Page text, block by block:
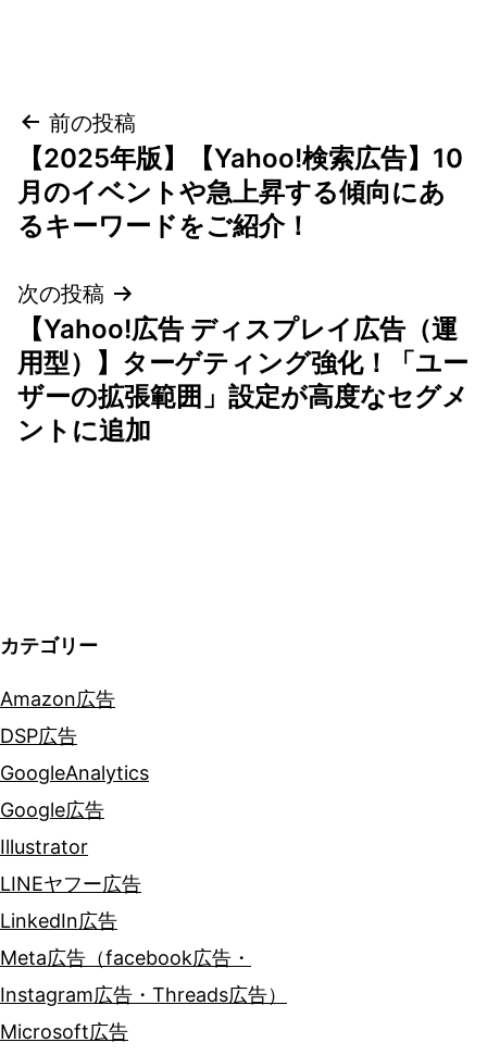
投
稿
ナ
ビ
ゲ
ー
シ
前の投稿
【2025年版】【Yahoo!検索広告】10
月のイベントや急上昇する傾向にあ
るキーワードをご紹介！
次の投稿
【Yahoo!広告 ディスプレイ広告（運
用型）】ターゲティング強化！「ユー
ザーの拡張範囲」設定が高度なセグメ
ントに追加
カテゴリー
Amazon広告
DSP広告
GoogleAnalytics
Google広告
Illustrator
LINEヤフー広告
LinkedIn広告
Meta広告（facebook広告・
Instagram広告・Threads広告）
Microsoft広告